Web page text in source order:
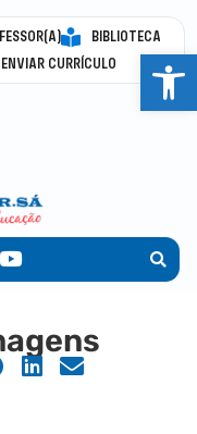
BIBLIOTECA
ENVIAR CURRÍCULO Abrir